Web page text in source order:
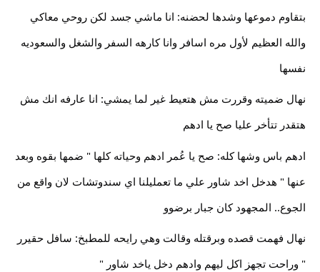
بتقاوم دموعها وشدها لحضنه: انا ماشي جسد لكن روحي معاكي
والله العظيم لأول مره اسافر وانا كارهه السفر والشغل والسعوديه
نفسها
نهال ضميته وقررت مش هتعيط غير لما يمشي: انا عارفه انك مش
هتقدر تتأخر عليا صح يا ادهم
ادهم باس وشها كله: صح يا عُمر ادهم وحياته كلها " ضمها بقوه وبعد
عنها " هدخل اخد شاور علي ما تعمليلنا اي سندوتشات لان واقع من
الجوع.. المجهود كان جبار برضوو
نهال فهمت قصده وبرقتله وقالت وهي رايحه للمطبخ: سافل حقيرر
" وراحت تجهز اكل ليهم وادهم دخل ياخد شاور "